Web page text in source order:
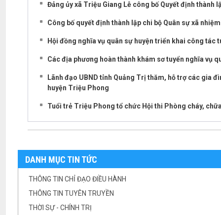
Đảng ủy xã Triệu Giang Lễ công bố Quyết định thành
Công bố quyết định thành lập chi bộ Quân sự xã
Hội đồng nghĩa vụ quân sự huyện triển khai công tác
Các địa phương hoàn thành khám sơ tuyển nghĩa vụ
Lãnh đạo UBND tỉnh Quảng Trị thăm, hỗ trợ các gia
huyện Triệu Phong
Tuổi trẻ Triệu Phong tổ chức Hội thi Phòng cháy,
DANH MỤC TIN TỨC
THÔNG TIN CHỈ ĐẠO ĐIỀU HÀNH
THÔNG TIN TUYÊN TRUYỀN
THỜI SỰ - CHÍNH TRỊ